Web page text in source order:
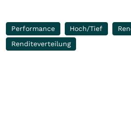
Performance Hoch/Tief
Renditeverteilung